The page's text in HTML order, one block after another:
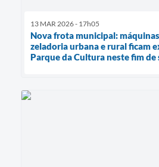
13 MAR 2026 - 17h05
Nova frota municipal:
zeladoria urbana e rural ficam
Parque da Cultura neste fim de